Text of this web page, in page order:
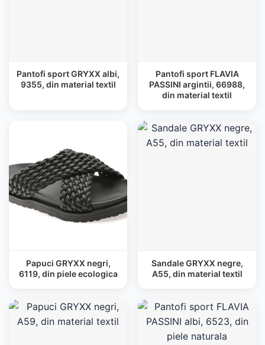
Pantofi sport GRYXX albi,
9355, din material textil
Pantofi sport FLAVIA
PASSINI argintii, 66988,
din material textil
Papuci GRYXX negri,
6119, din piele ecologica
Sandale GRYXX negre,
A55, din material textil